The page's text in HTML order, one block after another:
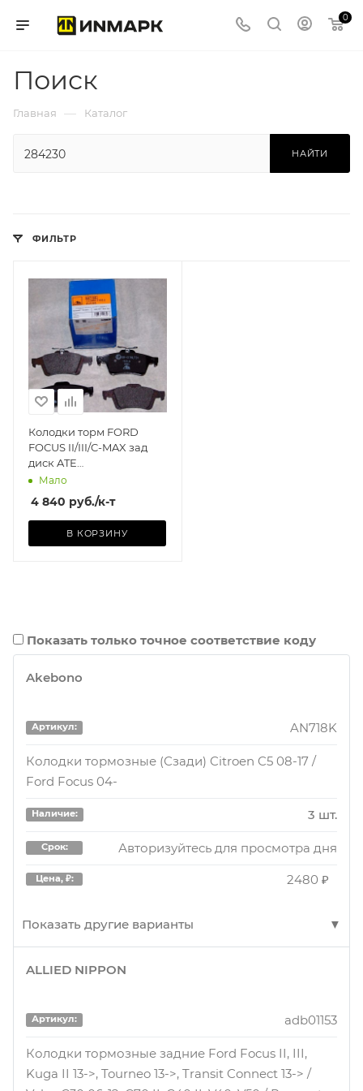
0
Поиск
Главная — Каталог
НАЙТИ
ФИЛЬТР
Колодки торм FORD
FOCUS II/III/C-MAX зад
диск ATE
GDB1621=284230
Мало
4 840 руб./к-т
В КОРЗИНУ
Показать только точное соответствие коду
Akebono
Артикул: AN718K
Колодки тормозные (Сзади) Citroen C5 08-17 /
Ford Focus 04-
Наличие: 3 шт.
Срок: Авторизуйтесь для просмотра дня
Цена, ₽: 2480 ₽
Показать другие варианты
Артикул:
Ford Focus 04-
Наличие:
ALLIED NIPPON
Артикул: adb01153
Колодки тормозные задние Ford Focus II, III,
Kuga II 13->, Tourneo 13->, Transit Connect 13-> /